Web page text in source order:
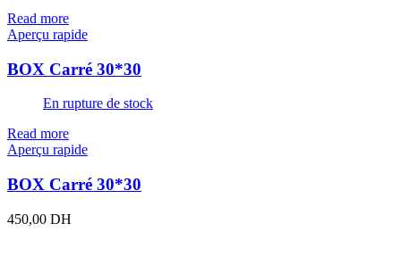
Read more
Aperçu rapide
BOX Carré 30*30
En rupture de stock
Read more
Aperçu rapide
BOX Carré 30*30
450,00 DH